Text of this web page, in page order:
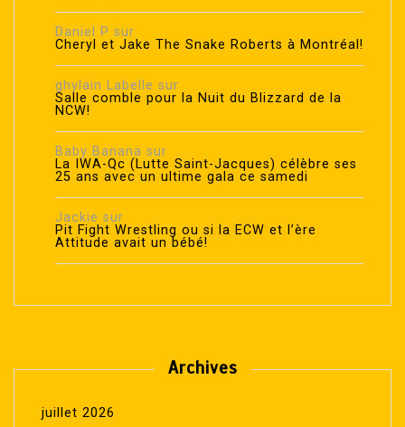
Daniel P sur
Cheryl et Jake The Snake Roberts à Montréal!
ghylain Labelle sur
Salle comble pour la Nuit du Blizzard de la
NCW!
Baby Banana sur
La IWA-Qc (Lutte Saint-Jacques) célèbre ses
25 ans avec un ultime gala ce samedi
Jackie sur
Pit Fight Wrestling ou si la ECW et l’ère
Attitude avait un bébé!
Archives
juillet 2026